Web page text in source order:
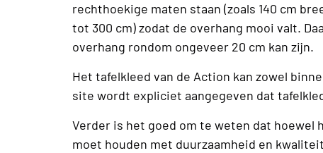
rechthoekige maten staan (zoals 140 cm
tot 300 cm) zodat de overhang mooi valt.
overhang rondom ongeveer 20 cm kan zijn.
Het tafelkleed van de Action kan zowel
site wordt expliciet aangegeven dat
Verder is het goed om te weten dat hoewel
moet houden met duurzaamheid en